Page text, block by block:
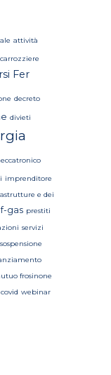
attività
carrozziere
Fer
decreto
divieti
imprenditore
e dei
gas prestiti
servizi
sospensione
frosinone
webinar